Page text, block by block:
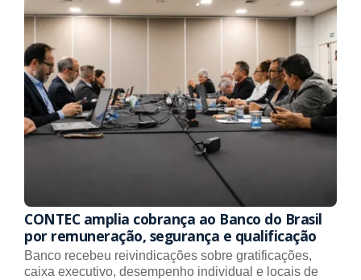
CONTEC amplia cobrança ao Banco do Brasil
por remuneração, segurança e qualificação
Banco recebeu reivindicações sobre gratificações,
caixa executivo, desempenho individual e locais de